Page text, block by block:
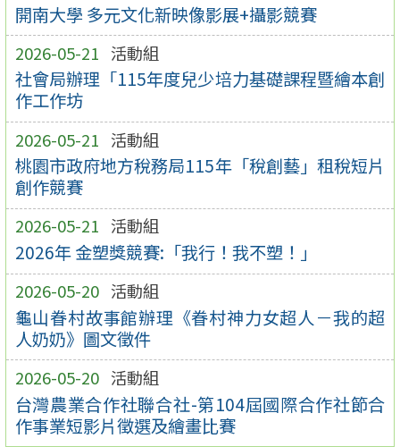
開南大學 多元文化新映像影展+攝影競賽
2026-05-21 活動組
社會局辦理「115年度兒少培力基礎課程暨繪本創
作工作坊
2026-05-21 活動組
桃園市政府地方稅務局115年「稅創藝」租稅短片
創作競賽
2026-05-21 活動組
2026年 金塑獎競賽:「我行！我不塑！」
2026-05-20 活動組
龜山眷村故事館辦理《眷村神力女超人－我的超
人奶奶》圖文徵件
2026-05-20 活動組
台灣農業合作社聯合社-第104屆國際合作社節合
作事業短影片徵選及繪畫比賽